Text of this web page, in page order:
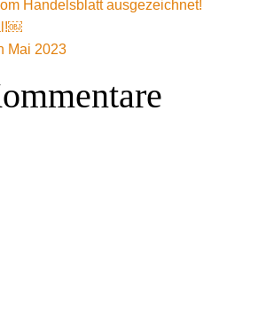
Handelsblatt ausgezeichnet!
Mai 2023